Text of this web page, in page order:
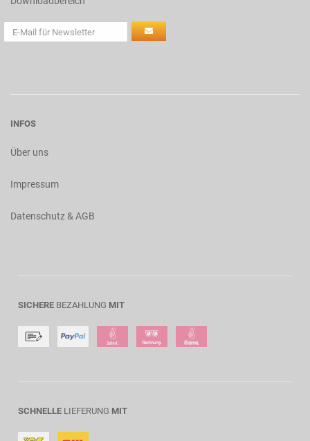
INFOS
Über uns
Impressum
Datenschutz & AGB
SICHERE BEZAHLUNG MIT
SCHNELLE LIEFERUNG MIT